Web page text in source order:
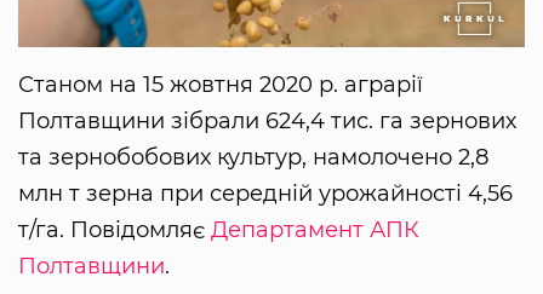
Станом на 15 жовтня 2020 р. аграрії
Полтавщини зібрали 624,4 тис. га зернових
та зернобобових культур, намолочено 2,8
млн т зерна при середній урожайності 4,56
т/га. Повідомляє Департамент АПК
Полтавщини.